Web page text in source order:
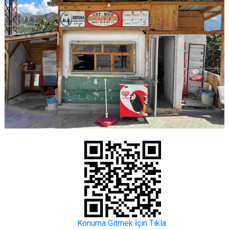
Konuma Gitmek İçin Tıkla